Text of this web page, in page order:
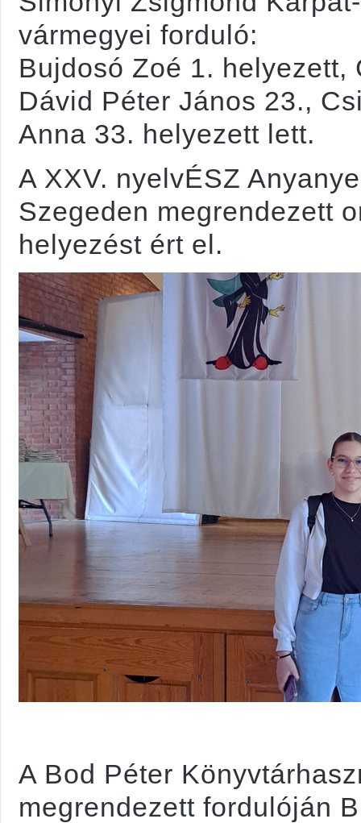
vármegyei forduló:
Bujdosó Zoé 1.
Dávid Péter János 23.,
Anna 33. helyezett lett.
A XXV. nyelvÉSZ
Szegeden megrendezett
helyezést ért el.
A Bod Péter
megrendezett fordulóján